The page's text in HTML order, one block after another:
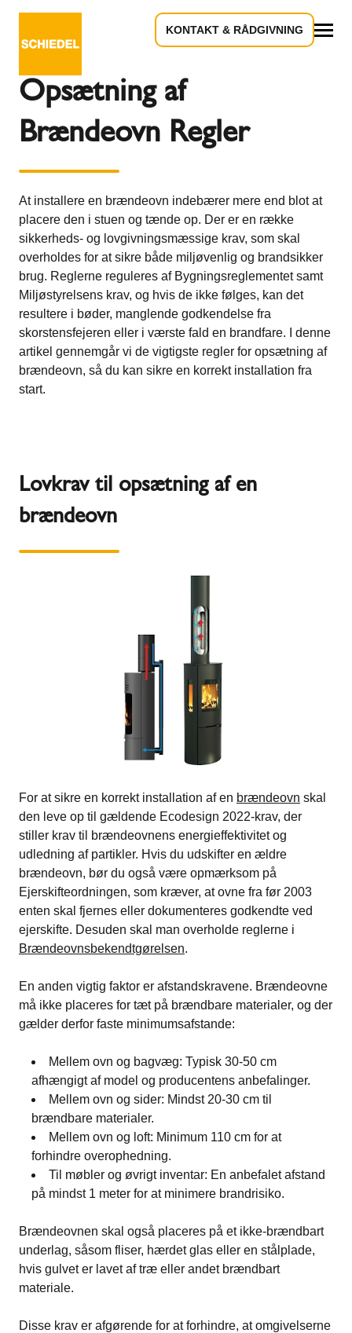
KONTAKT & RÅDGIVNING
Opsætning af
Brændeovn Regler
At installere en brændeovn indebærer mere end blot at
placere den i stuen og tænde op. Der er en række
sikkerheds- og lovgivningsmæssige krav, som skal
overholdes for at sikre både miljøvenlig og brandsikker
brug. Reglerne reguleres af Bygningsreglementet samt
Miljøstyrelsens krav, og hvis de ikke følges, kan det
resultere i bøder, manglende godkendelse fra
skorstensfejeren eller i værste fald en brandfare. I denne
artikel gennemgår vi de vigtigste regler for opsætning af
brændeovn, så du kan sikre en korrekt installation fra
start.
Lovkrav til opsætning af en
brændeovn
For at sikre en korrekt installation af en brændeovn skal
den leve op til gældende Ecodesign 2022-krav, der
stiller krav til brændeovnens energieffektivitet og
udledning af partikler. Hvis du udskifter en ældre
brændeovn, bør du også være opmærksom på
Ejerskifteordningen, som kræver, at ovne fra før 2003
enten skal fjernes eller dokumenteres godkendte ved
ejerskifte. Desuden skal man overholde reglerne i
Brændeovnsbekendtgørelsen.
En anden vigtig faktor er afstandskravene. Brændeovne
må ikke placeres for tæt på brændbare materialer, og der
gælder derfor faste minimumsafstande:
Mellem ovn og bagvæg: Typisk 30-50 cm
afhængigt af model og producentens anbefalinger.
Mellem ovn og sider: Mindst 20-30 cm til
brændbare materialer.
Mellem ovn og loft: Minimum 110 cm for at
forhindre overophedning.
Til møbler og øvrigt inventar: En anbefalet afstand
på mindst 1 meter for at minimere brandrisiko.
Brændeovnen skal også placeres på et ikke-brændbart
underlag, såsom fliser, hærdet glas eller en stålplade,
hvis gulvet er lavet af træ eller andet brændbart
materiale.
Disse krav er afgørende for at forhindre, at omgivelserne